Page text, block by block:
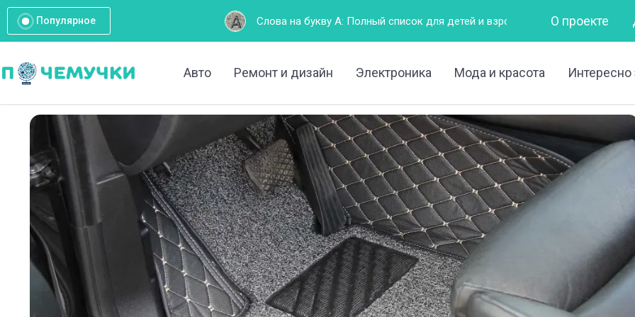
Популярное Слова на букву А: Полный список для детей и взрослых Горизонтально – это как?
О проекте
Авто Ремонт и дизайн Электроника Мода и красота Интересно